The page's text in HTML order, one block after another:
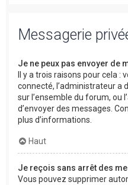
Messagerie
Je ne peux pas envoyer de
Il y a trois raisons pour cela
connecté, l’administrateur a
sur l’ensemble du forum, ou
d’envoyer des messages.
plus d’informations.
Haut
Je reçois sans arrêt des
Vous pouvez supprimer